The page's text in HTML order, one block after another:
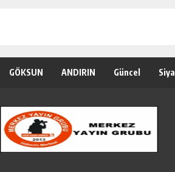
GÖKSUN ANDIRIN Güncel